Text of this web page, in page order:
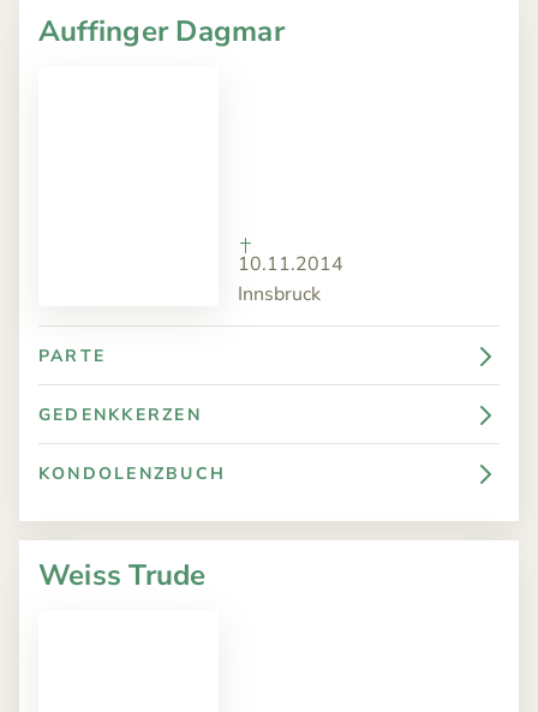
Auffinger Dagmar
10.11.2014
Innsbruck
PARTE
GEDENKKERZEN
KONDOLENZBUCH
Weiss Trude